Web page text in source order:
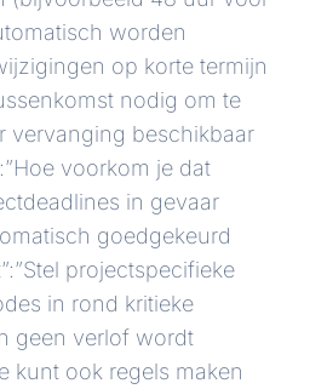
worden
op korte termijn
nodig om te
vervanging beschikbaar
voorkom je dat
in gevaar
goedgekeurd
projectspecifieke
in rond kritieke
geen verlof wordt
kunt ook regels maken